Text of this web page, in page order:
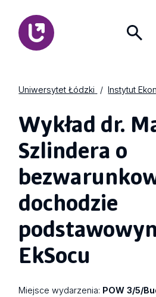
Uniwersytet Łódzki Instytut
Wykład dr.
Szlindera o
dochodzie
EkSocu
Miejsce wydarzenia: POW 3/5/